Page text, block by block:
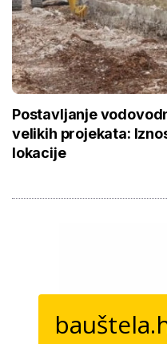
Postavljanje
velikih projekata:
lokacije